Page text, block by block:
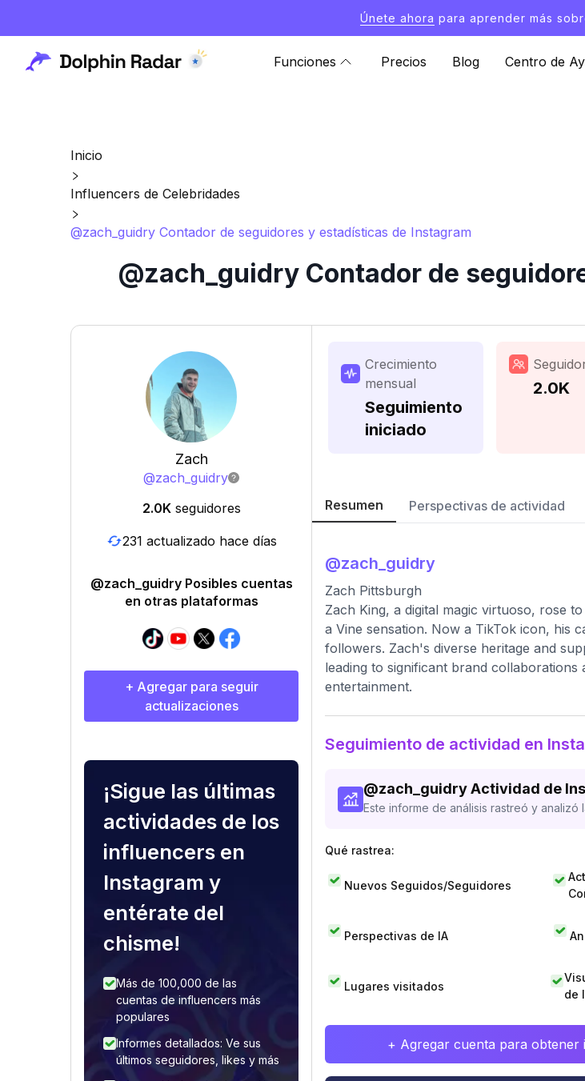
Únete ahora para aprender más
Funciones Precios Blog Centro de
Inicio
Influencers de Celebridades
@zach_guidry Contador de seguidores y estadísticas de Instagram
@zach_guidry Contador de
Zach
@zach_guidry
2.0K seguidores
231 actualizado hace días
@zach_guidry Posibles cuentas
en otras plataformas
+ Agregar para seguir
actualizaciones
¡Sigue las últimas
actividades de los
influencers en
Instagram y
entérate del
chisme!
Más de 100,000 de las
cuentas de influencers más
populares
Informes detallados: Ve sus
últimos seguidores, likes y más
Crecimiento
mensual
Seguimiento
iniciado
2.0K
Resumen Perspectivas de actividad
@zach_guidry
Zach Pittsburgh
Zach King, a digital magic virtuoso, rose
a Vine sensation. Now a TikTok icon, his
followers. Zach's diverse heritage and
leading to significant brand collaborations
entertainment.
Seguimiento de actividad en
@zach_guidryActividad de
Este informe de análisis rastreó y analizó
Qué rastrea:
Nuevos Seguidos/Seguidores
Perspectivas de IA
Lugares visitados
de
+ Agregar cuenta para obtener